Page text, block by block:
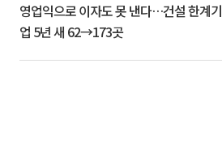
영업익으로 이자도 못 낸다…건설 한계기
업 5년 새 62→173곳